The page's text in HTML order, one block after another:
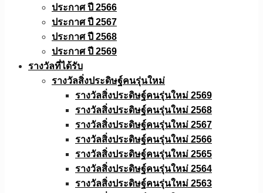
ประกาศ ปี 2566
ประกาศ ปี 2567
ประกาศ ปี 2568
ประกาศ ปี 2569
รางวัลที่ได้รับ
รางวัลสิ่งประดิษฐ์คนรุ่นใหม่
รางวัลสิ่งประดิษฐ์คนรุ่นใหม่ 2569
รางวัลสิ่งประดิษฐ์คนรุ่นใหม่ 2568
รางวัลสิ่งประดิษฐ์คนรุ่นใหม่ 2567
รางวัลสิ่งประดิษฐ์คนรุ่นใหม่ 2566
รางวัลสิ่งประดิษฐ์คนรุ่นใหม่ 2565
รางวัลสิ่งประดิษฐ์คนรุ่นใหม่ 2564
รางวัลสิ่งประดิษฐ์คนรุ่นใหม่ 2563